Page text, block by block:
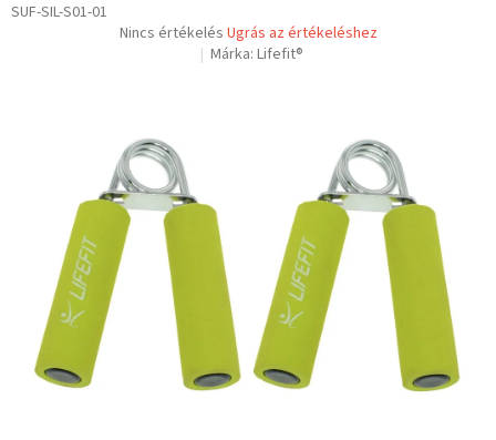
SUF-SIL-S01-01
A
ből
0,0
csillag.
Nincs értékelés Ugrás az értékeléshez
Márka:Lifefit®